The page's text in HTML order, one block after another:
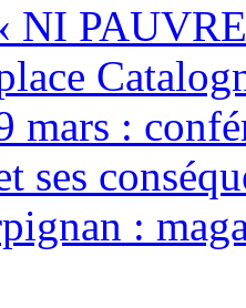
NI
mars :
ses
: